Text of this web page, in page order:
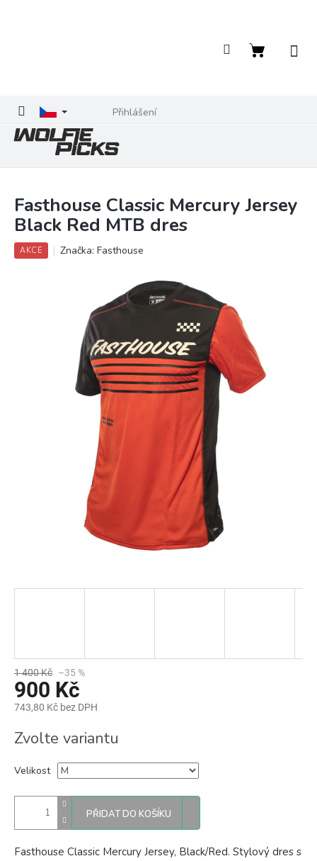
Přihlášení
Nákupní
Fasthouse Classic Mercury Jersey
Black Red MTB dres
AKCE Značka: Fasthouse
1 400 Kč –35 %
900 Kč
743,80 Kč bez DPH
cena:
Zvolte variantu
Velikost
PŘIDAT DO KOŠÍKU
Fasthouse Classic Mercury Jersey, Black/Red. Stylový dres s